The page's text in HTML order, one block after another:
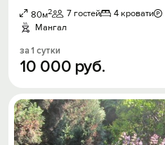
80м2 7 гостей 4 кровати
Мангал
за 1 сутки
10 000 руб.